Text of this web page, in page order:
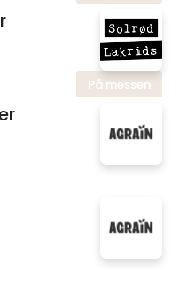
På messen